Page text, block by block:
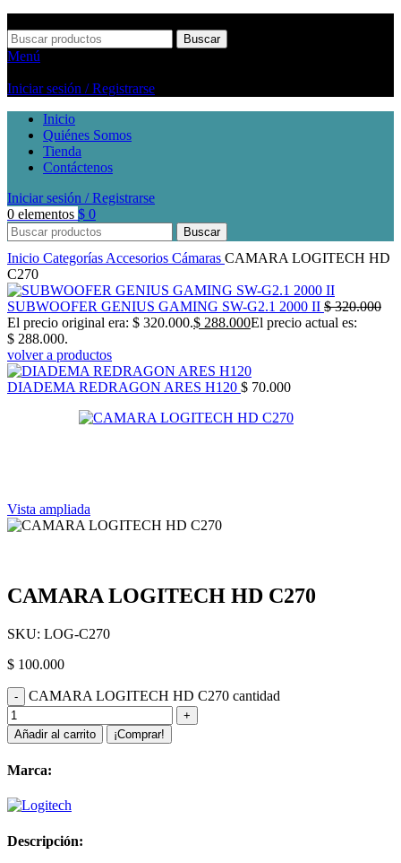
Buscar
Menú
Iniciar sesión / Registrarse
Inicio
Quiénes Somos
Tienda
Contáctenos
Iniciar sesión / Registrarse
0 elementos $ 0
Buscar
Inicio Categorías Accesorios Cámaras CAMARA LOGITECH HD
C270
SUBWOOFER GENIUS GAMING SW-G2.1 2000 II $320.000
El precio original era: $ 320.000.$ 288.000El precio actual es:
$ 288.000.
volver a productos
DIADEMA REDRAGON ARES H120 $ 70.000
Vista ampliada
CAMARA LOGITECH HD C270
SKU: LOG-C270
$ 100.000
CAMARA LOGITECH HD C270 cantidad
Añadir al carrito ¡Comprar!
Marca:
Descripción: